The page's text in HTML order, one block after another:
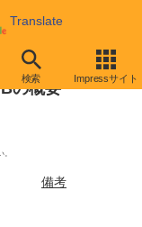
Translate
検索 Impressサイト
の概要
。
備考